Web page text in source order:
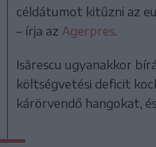
céldátumot kitűzni az
– írja az Agerpres
Isărescu ugyanakkor
költségvetési deficit
kárörvendő hangokat,